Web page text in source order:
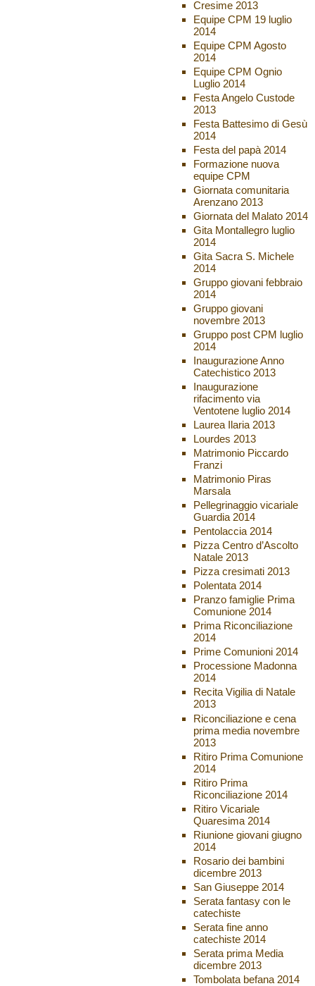
Cresime 2013
Equipe CPM 19 luglio
2014
Equipe CPM Agosto
2014
Equipe CPM Ognio
Luglio 2014
Festa Angelo Custode
2013
Festa Battesimo di Gesù
2014
Festa del papà 2014
Formazione nuova
equipe CPM
Giornata comunitaria
Arenzano 2013
Giornata del Malato 2014
Gita Montallegro luglio
2014
Gita Sacra S. Michele
2014
Gruppo giovani febbraio
2014
Gruppo giovani
novembre 2013
Gruppo post CPM luglio
2014
Inaugurazione Anno
Catechistico 2013
Inaugurazione
rifacimento via
Ventotene luglio 2014
Laurea Ilaria 2013
Lourdes 2013
Matrimonio Piccardo
Franzi
Matrimonio Piras
Marsala
Pellegrinaggio vicariale
Guardia 2014
Pentolaccia 2014
Pizza Centro d’Ascolto
Natale 2013
Pizza cresimati 2013
Polentata 2014
Pranzo famiglie Prima
Comunione 2014
Prima Riconciliazione
2014
Prime Comunioni 2014
Processione Madonna
2014
Recita Vigilia di Natale
2013
Riconciliazione e cena
prima media novembre
2013
Ritiro Prima Comunione
2014
Ritiro Prima
Riconciliazione 2014
Ritiro Vicariale
Quaresima 2014
Riunione giovani giugno
2014
Rosario dei bambini
dicembre 2013
San Giuseppe 2014
Serata fantasy con le
catechiste
Serata fine anno
catechiste 2014
Serata prima Media
dicembre 2013
Tombolata befana 2014